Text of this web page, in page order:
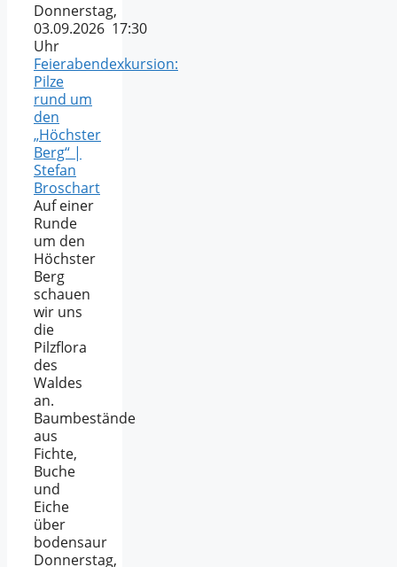
Donnerstag,
03.09.2026 17:30
Uhr
Feierabendexkursion:
Pilze
rund um
den
„Höchster
Berg“ |
Stefan
Broschart
Auf einer
Runde
um den
Höchster
Berg
schauen
wir uns
die
Pilzflora
des
Waldes
an.
Baumbestände
aus
Fichte,
Buche
und
Eiche
über
bodensaur
Donnerstag,